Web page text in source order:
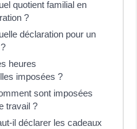
quotient familial en
?
déclaration pour un
heures
imposées ?
sont imposées
travail ?
il déclarer les cadeaux